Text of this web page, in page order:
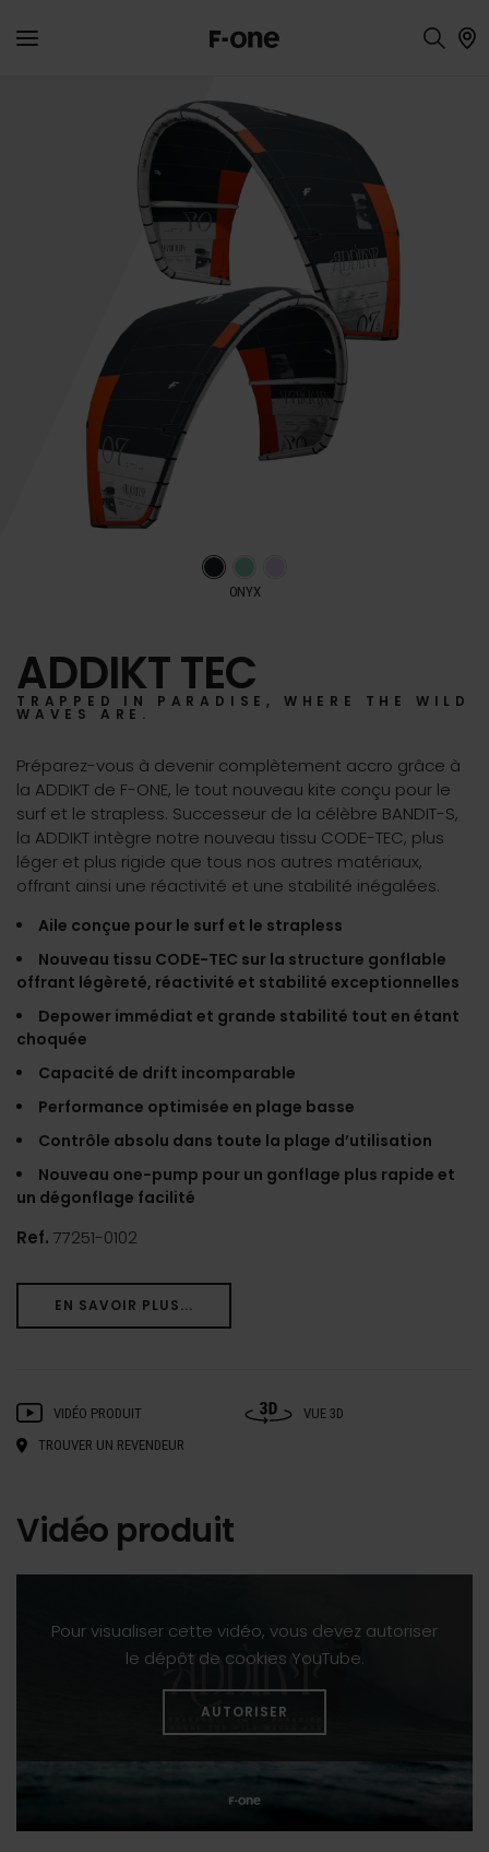
ADDIKT TEC
TRAPPED IN PARADISE, WHERE THE WILD
WAVES ARE.
Préparez-vous à devenir complètement accro grâce à
la ADDIKT de F-ONE, le tout nouveau kite conçu pour le
surf et le strapless. Successeur de la célèbre BANDIT-S,
la ADDIKT intègre notre nouveau tissu CODE-TEC, plus
léger et plus rigide que tous nos autres matériaux,
offrant ainsi une réactivité et une stabilité inégalées.
Aile conçue pour le surf et le strapless
Nouveau tissu CODE-TEC sur la structure gonflable
offrant légèreté, réactivité et stabilité exceptionnelles
Depower immédiat et grande stabilité tout en étant
choquée
Capacité de drift incomparable
Performance optimisée en plage basse
Contrôle absolu dans toute la plage d’utilisation
Nouveau one-pump pour un gonflage plus rapide et
un dégonflage facilité
Ref. 77251-0102
EN SAVOIR PLUS...
VIDÉO PRODUIT
VUE 3D
TROUVER UN REVENDEUR
ONYX
Vidéo produit
Pour visualiser cette vidéo, vous devez autoriser
le dépôt de cookies YouTube.
AUTORISER